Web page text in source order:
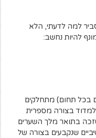
למה לדעתי, הלא
להיות נחשב:
בכל תחום) מתחלקים
למדוד בצורה מספרית
בתואר מלך השערים
סובייקטיביים שנקבעים בצורה של